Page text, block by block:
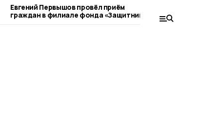
Евгений Первышов провёл приём
граждан в филиале фонда «Защитники
Отечества»